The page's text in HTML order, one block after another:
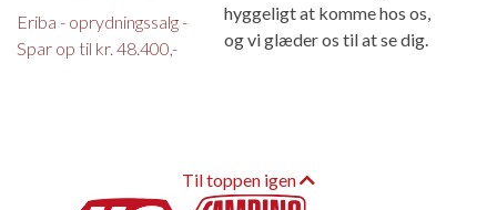
Eriba - oprydningssalg -
Spar op til kr. 48.400,-
hyggeligt at komme hos os,
og vi glæder os til at se dig.
Til toppen igen